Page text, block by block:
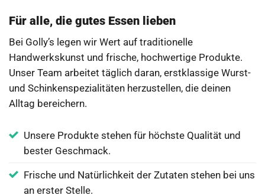
Für alle, die gutes Essen lieben
Bei Golly’s legen wir Wert auf traditionelle
Handwerkskunst und frische, hochwertige Produkte.
Unser Team arbeitet täglich daran, erstklassige Wurst-
und Schinkenspezialitäten herzustellen, die deinen
Alltag bereichern.
Unsere Produkte stehen für höchste Qualität und
bester Geschmack.
Frische und Natürlichkeit der Zutaten stehen bei uns
an erster Stelle.